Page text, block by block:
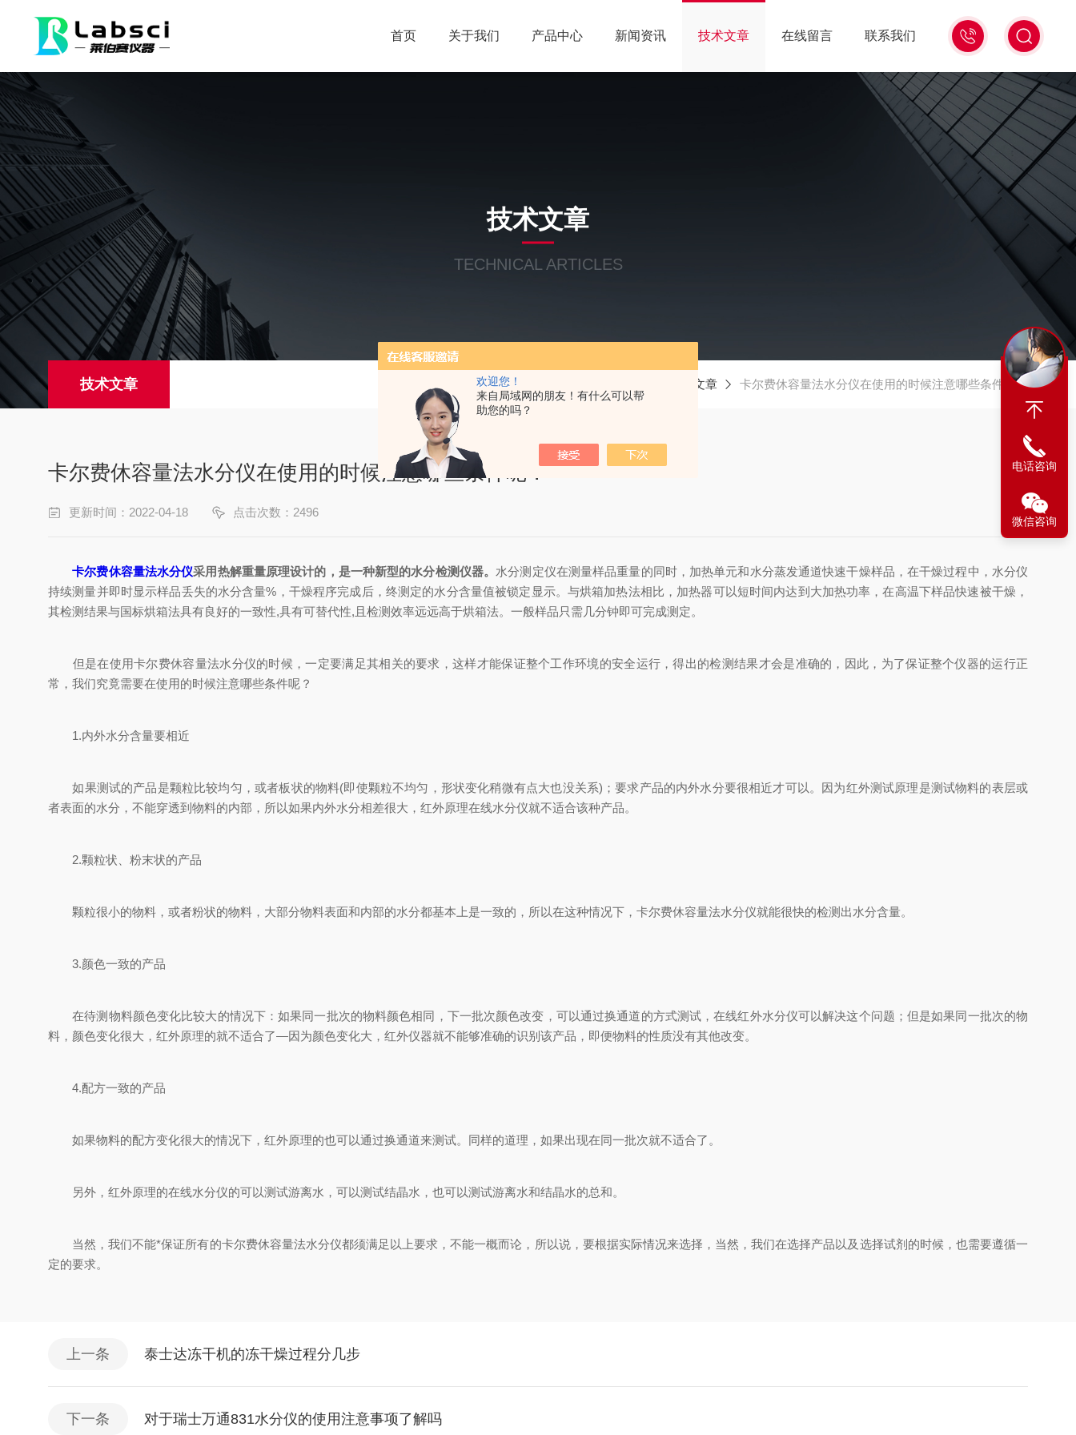
欢迎您！
来自局域网的朋友！有什么可以帮
助您的吗？
0571-
86939987
首页 关于我们 产品中心 新闻资讯 技术文章 在线留言 联系我们
技术文章
TECHNICAL ARTICLES
技术文章 技术文章 卡尔费休容量法水分仪在使用的时候注意哪些条件呢？
卡尔费休容量法水分仪在使用的时候注意哪些条件呢？
更新时间：2022-04-18 点击次数：2496
卡尔费休容量法水分仪采用热解重量原理设计的，是一种新型的水分检测仪器。 水分测定仪在测量样品重量的同时，加热单元和水分蒸发通道快速干燥样品，在干燥过程中，水分仪
持续测量并即时显示样品丢失的水分含量%，干燥程序完成后，终测定的水分含量值被锁定显示。与烘箱加热法相比，加热器可以短时间内达到大加热功率，在高温下样品快速被干燥，
其检测结果与国标烘箱法具有良好的一致性,具有可替代性,且检测效率远远高于烘箱法。一般样品只需几分钟即可完成测定。
但是在使用卡尔费休容量法水分仪的时候，一定要满足其相关的要求，这样才能保证整个工作环境的安全运行，得出的检测结果才会是准确的，因此，为了保证整个仪器的运行正
常，我们究竟需要在使用的时候注意哪些条件呢？
1.内外水分含量要相近
如果测试的产品是颗粒比较均匀，或者板状的物料(即使颗粒不均匀，形状变化稍微有点大也没关系)；要求产品的内外水分要很相近才可以。因为红外测试原理是测试物料的表层或
者表面的水分，不能穿透到物料的内部，所以如果内外水分相差很大，红外原理在线水分仪就不适合该种产品。
2.颗粒状、粉末状的产品
颗粒很小的物料，或者粉状的物料，大部分物料表面和内部的水分都基本上是一致的，所以在这种情况下，卡尔费休容量法水分仪就能很快的检测出水分含量。
3.颜色一致的产品
在待测物料颜色变化比较大的情况下：如果同一批次的物料颜色相同，下一批次颜色改变，可以通过换通道的方式测试，在线红外水分仪可以解决这个问题；但是如果同一批次的物
料，颜色变化很大，红外原理的就不适合了—因为颜色变化大，红外仪器就不能够准确的识别该产品，即便物料的性质没有其他改变。
4.配方一致的产品
如果物料的配方变化很大的情况下，红外原理的也可以通过换通道来测试。同样的道理，如果出现在同一批次就不适合了。
另外，红外原理的在线水分仪的可以测试游离水，可以测试结晶水，也可以测试游离水和结晶水的总和。
当然，我们不能*保证所有的卡尔费休容量法水分仪都须满足以上要求，不能一概而论，所以说，要根据实际情况来选择，当然，我们在选择产品以及选择试剂的时候，也需要遵循一
定的要求。
上一条 泰士达冻干机的冻干燥过程分几步
下一条 对于瑞士万通831水分仪的使用注意事项了解吗
电话咨询
微信咨询